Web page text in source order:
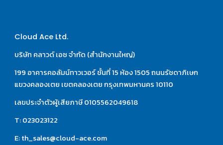
Cloud Ace Ltd.
บริษัท คลาวด์ เอซ จำกัด (สำนักงานใหญ่)
199 อาคารคอลัมน์ทาวเวอร์ ชั้นที่ 15 ห้อง 1505 ถนนรัชดาภิเษก
แขวงคลองเตย เขตคลองเตย กรุงเทพมหานคร 10110
เลขประจำตัวผู้เสียภาษี 0105562049618
T: 023023122
E: th_sales@cloud-ace.com